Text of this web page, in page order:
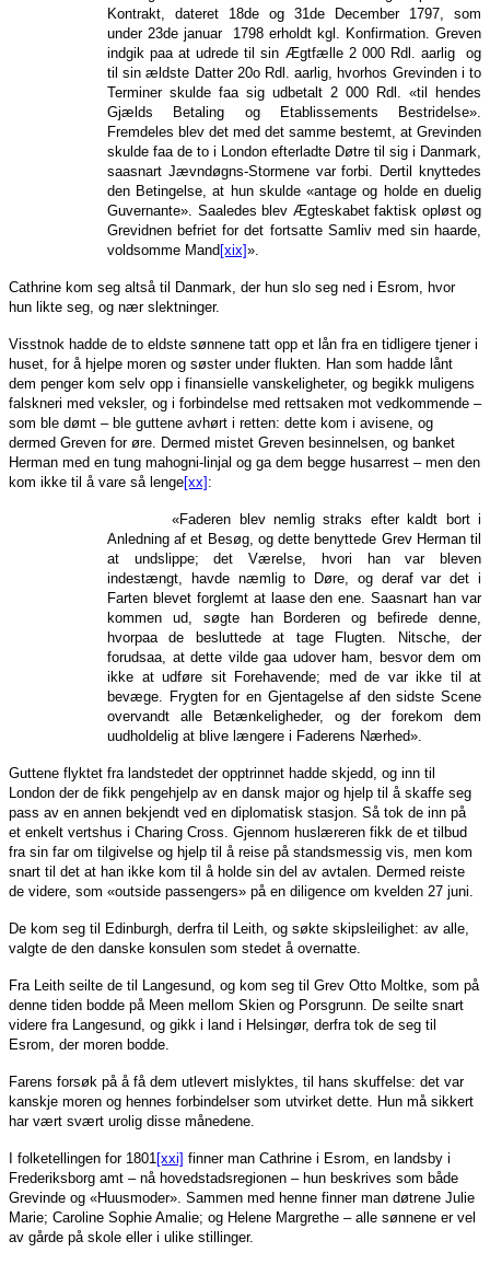
Kontrakt, dateret 18de og 31de December 1797, som
under 23de januar 1798 erholdt kgl. Konfirmation. Greven
indgik paa at udrede til sin Ægtfælle 2 000 Rdl. aarlig og
til sin ældste Datter 20o Rdl. aarlig, hvorhos Grevinden i to
Terminer skulde faa sig udbetalt 2 000 Rdl. «til hendes
Gjælds Betaling og Etablissements Bestridelse».
Fremdeles blev det med det samme bestemt, at Grevinden
skulde faa de to i London efterladte Døtre til sig i Danmark,
saasnart Jævndøgns-Stormene var forbi. Dertil knyttedes
den Betingelse, at hun skulde «antage og holde en duelig
Guvernante». Saaledes blev Ægteskabet faktisk opløst og
Grevidnen befriet for det fortsatte Samliv med sin haarde,
voldsomme Mand [xix]».
Cathrine kom seg altså til Danmark, der hun slo seg ned i Esrom, hvor
hun likte seg, og nær slektninger.
Visstnok hadde de to eldste sønnene tatt opp et lån fra en tidligere tjener i
huset, for å hjelpe moren og søster under flukten. Han som hadde lånt
dem penger kom selv opp i finansielle vanskeligheter, og begikk muligens
falskneri med veksler, og i forbindelse med rettsaken mot vedkommende –
som ble dømt – ble guttene avhørt i retten: dette kom i avisene, og
dermed Greven for øre. Dermed mistet Greven besinnelsen, og banket
Herman med en tung mahogni-linjal og ga dem begge husarrest – men den
kom ikke til å vare så lenge[xx] :
«Faderen blev nemlig straks efter kaldt bort i
Anledning af et Besøg, og dette benyttede Grev Herman til
at undslippe; det Værelse, hvori han var bleven
indestængt, havde næmlig to Døre, og deraf var det i
Farten blevet forglemt at laase den ene. Saasnart han var
kommen ud, søgte han Borderen og befirede denne,
hvorpaa de besluttede at tage Flugten. Nitsche, der
forudsaa, at dette vilde gaa udover ham, besvor dem om
ikke at udføre sit Forehavende; med de var ikke til at
bevæge. Frygten for en Gjentagelse af den sidste Scene
overvandt alle Betænkeligheder, og der forekom dem
uudholdelig at blive længere i Faderens Nærhed».
Guttene flyktet fra landstedet der opptrinnet hadde skjedd, og inn til
London der de fikk pengehjelp av en dansk major og hjelp til å skaffe seg
pass av en annen bekjendt ved en diplomatisk stasjon. Så tok de inn på
et enkelt vertshus i Charing Cross. Gjennom huslæreren fikk de et tilbud
fra sin far om tilgivelse og hjelp til å reise på standsmessig vis, men kom
snart til det at han ikke kom til å holde sin del av avtalen. Dermed reiste
de videre, som «outside passengers» på en diligence om kvelden 27 juni.
De kom seg til Edinburgh, derfra til Leith, og søkte skipsleilighet: av alle,
valgte de den danske konsulen som stedet å overnatte.
Fra Leith seilte de til Langesund, og kom seg til Grev Otto Moltke, som på
denne tiden bodde på Meen mellom Skien og Porsgrunn. De seilte snart
videre fra Langesund, og gikk i land i Helsingør, derfra tok de seg til
Esrom, der moren bodde.
Farens forsøk på å få dem utlevert mislyktes, til hans skuffelse: det var
kanskje moren og hennes forbindelser som utvirket dette. Hun må sikkert
har vært svært urolig disse månedene.
I folketellingen for 1801 [xxi] finner man Cathrine i Esrom, en landsby i
Frederiksborg amt – nå hovedstadsregionen – hun beskrives som både
Grevinde og «Huusmoder». Sammen med henne finner man døtrene Julie
Marie; Caroline Sophie Amalie; og Helene Margrethe – alle sønnene er vel
av gårde på skole eller i ulike stillinger.